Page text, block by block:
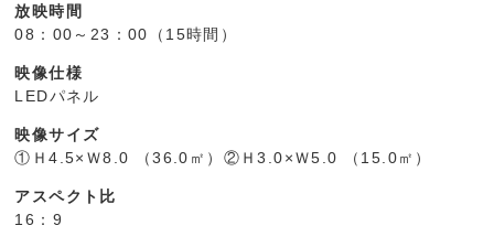
放映時間
08：00～23：00（15時間）
映像仕様
LEDパネル
映像サイズ
①Ｈ4.5×Ｗ8.0 （36.0㎡）②Ｈ3.0×Ｗ5.0 （15.0㎡）
アスペクト比
16：9